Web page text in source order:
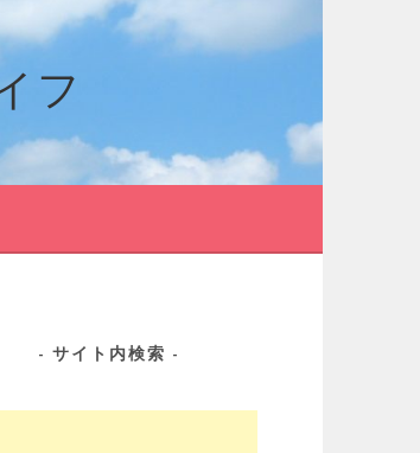
フ
サイト内検索